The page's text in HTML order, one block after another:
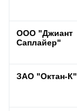
ООО "Джиант
Саплайер"
ЗАО "Октан-К"